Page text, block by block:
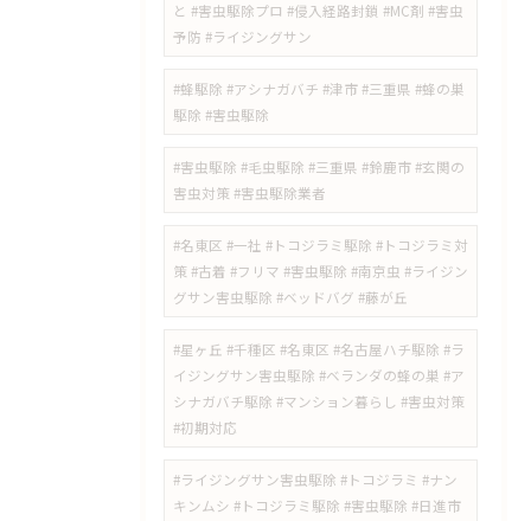
と #害虫駆除プロ #侵入経路封鎖 #MC剤 #害虫
予防 #ライジングサン
#蜂駆除 #アシナガバチ #津市 #三重県 #蜂の巣
駆除 #害虫駆除
#害虫駆除 #毛虫駆除 #三重県 #鈴鹿市 #玄関の
害虫対策 #害虫駆除業者
#名東区 #一社 #トコジラミ駆除 #トコジラミ対
策 #古着 #フリマ #害虫駆除 #南京虫 #ライジン
グサン害虫駆除 #ベッドバグ #藤が丘
#星ヶ丘 #千種区 #名東区 #名古屋ハチ駆除 #ラ
イジングサン害虫駆除 #ベランダの蜂の巣 #ア
シナガバチ駆除 #マンション暮らし #害虫対策
#初期対応
#ライジングサン害虫駆除 #トコジラミ #ナン
キンムシ #トコジラミ駆除 #害虫駆除 #日進市